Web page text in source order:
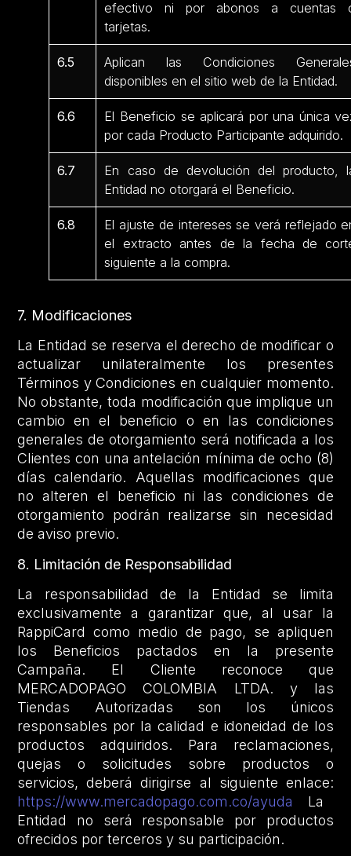
efectivo ni por abonos a cuentas
tarjetas.
6.5
Aplican las Condiciones
disponibles en el sitio web de la Entidad.
6.6
El Beneficio se aplicará por una única
por cada Producto Participante adquirido.
6.7
En caso de devolución del producto,
Entidad no otorgará el Beneficio.
6.8
El ajuste de intereses se verá reflejado
el extracto antes de la fecha de
siguiente a la compra.
7. Modificaciones
La Entidad se reserva el derecho de modificar o
actualizar unilateralmente los presentes
Términos y Condiciones en cualquier momento.
No obstante, toda modificación que implique un
cambio en el beneficio o en las condiciones
generales de otorgamiento será notificada a los
Clientes con una antelación mínima de ocho (8)
días calendario. Aquellas modificaciones que
no alteren el beneficio ni las condiciones de
otorgamiento podrán realizarse sin necesidad
de aviso previo.
8. Limitación de Responsabilidad
La responsabilidad de la Entidad se limita
exclusivamente a garantizar que, al usar la
RappiCard como medio de pago, se apliquen
los Beneficios pactados en la presente
Campaña. El Cliente reconoce que
MERCADOPAGO COLOMBIA LTDA. y las
Tiendas Autorizadas son los únicos
responsables por la calidad e idoneidad de los
productos adquiridos. Para reclamaciones,
quejas o solicitudes sobre productos o
servicios, deberá dirigirse al siguiente enlace:
https://www.mercadopago.com.co/ayuda
La
Entidad no será responsable por productos
ofrecidos por terceros y su participación.